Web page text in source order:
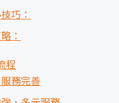
巧：
：
程
務完善